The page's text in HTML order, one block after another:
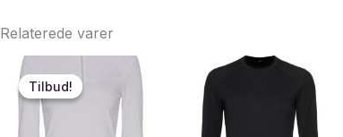
Relaterede varer
Tilbud!
Tilbud!